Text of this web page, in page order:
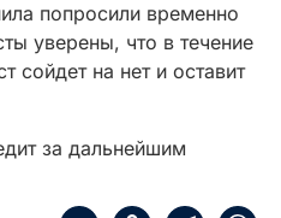
попросили временно
уверены, что в течение
сойдет на нет и оставит
за дальнейшим